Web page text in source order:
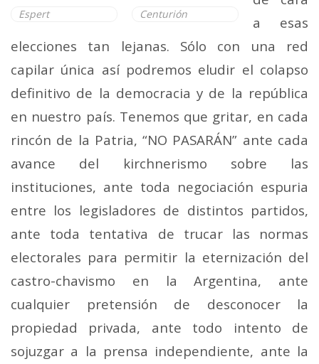
Espert Centurión
a esas
elecciones tan lejanas. Sólo con una red
capilar única así podremos eludir el colapso
definitivo de la democracia y de la república
en nuestro país. Tenemos que gritar, en cada
rincón de la Patria, “NO PASARÁN” ante cada
avance del kirchnerismo sobre las
instituciones, ante toda negociación espuria
entre los legisladores de distintos partidos,
ante toda tentativa de trucar las normas
electorales para permitir la eternización del
castro-chavismo en la Argentina, ante
cualquier pretensión de desconocer la
propiedad privada, ante todo intento de
sojuzgar a la prensa independiente, ante la